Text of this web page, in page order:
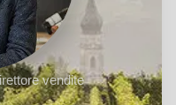
vendite